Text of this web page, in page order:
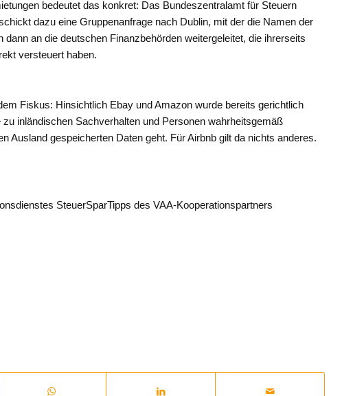
bedeutet das konkret: Das Bundeszentralamt für Steuern
dazu eine Gruppenanfrage nach Dublin, mit der die Namen der
an die deutschen Finanzbehörden weitergeleitet, die ihrerseits
versteuert haben.
Fiskus: Hinsichtlich Ebay und Amazon wurde bereits gerichtlich
inländischen Sachverhalten und Personen wahrheitsgemäß
Ausland gespeicherten Daten geht. Für Airbnb gilt da nichts anderes.
SteuerSparTipps des VAA-Kooperationspartners